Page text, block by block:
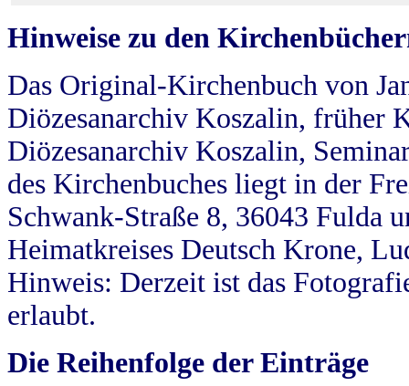
Hinweise zu den
Das Original-Kirchenbuch von
Diözesanarchiv Koszalin, früher
Diözesanarchiv Koszalin,
des Kirchenbuches liegt in der
Schwank-Straße 8, 36043 Fulda
Heimatkreises Deutsch Krone,
Hinweis: Derzeit ist das
erlaubt.
Die Reihenfolge der Einträge